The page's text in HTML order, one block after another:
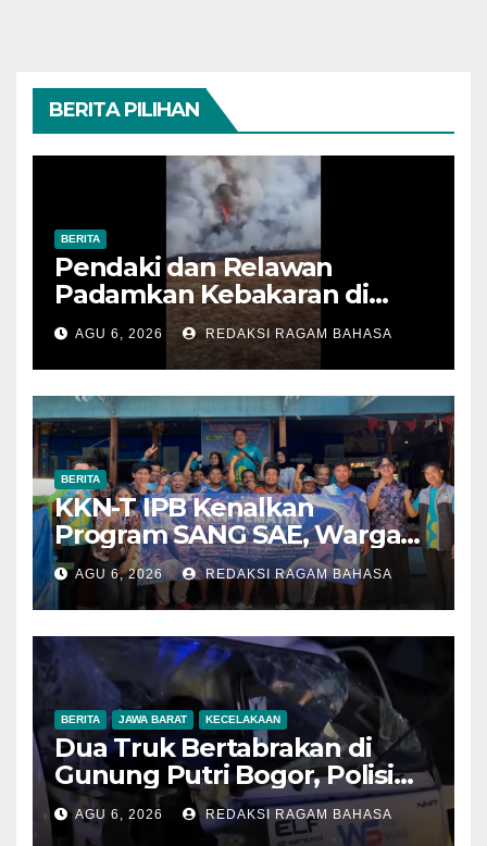
BERITA PILIHAN
BERITA
Pendaki dan Relawan
Padamkan Kebakaran di
Alun-alun Suryakencana
Sebelum Meluas
AGU 6, 2026 REDAKSI RAGAM BAHASA
BERITA
KKN-T IPB Kenalkan
Program SANG SAE, Warga
Desa Sangrawayang Diajak
Ubah Sampah Jadi Bernilai
Ekonomi
AGU 6, 2026 REDAKSI RAGAM BAHASA
BERITA JAWA BARAT KECELAKAAN
Dua Truk Bertabrakan di
Gunung Putri Bogor, Polisi
Imbau Pengemudi
Tingkatkan Kewaspadaan
AGU 6, 2026 REDAKSI RAGAM BAHASA